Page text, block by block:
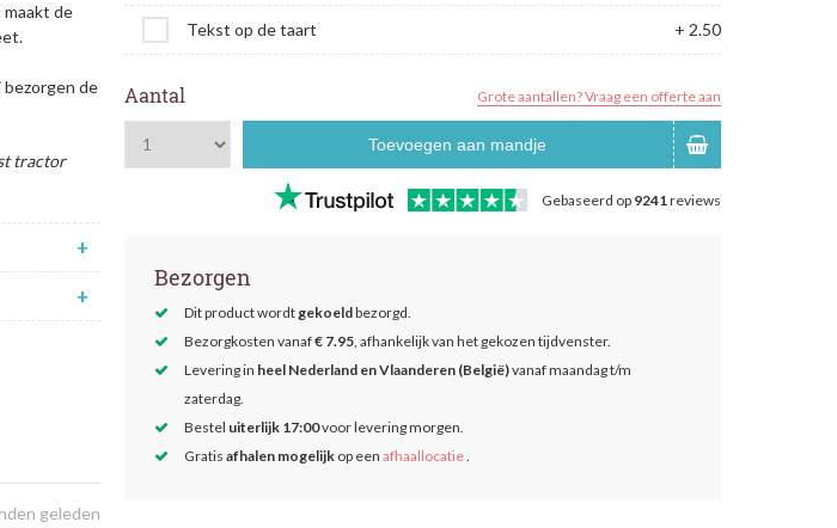
Tekst op de taart + 2.50
Aantal Grote aantallen? Vraag een offerte aan
Toevoegen aan mandje
Gebaseerd op 9241reviews
Bezorgen
Dit product wordtgekoeldbezorgd.
Bezorgkosten vanaf€ 7.95, afhankelijk van het gekozen tijdvenster.
Levering in heel Nederland en Vlaanderen (België)vanaf maandag t/m
zaterdag.
Bestel uiterlijk 17:00voor levering morgen.
Gratis afhalen mogelijkop een afhaallocatie.
maakt de
bezorgen de
+
+
tractor
geleden